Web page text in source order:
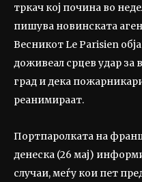
тркач кој почина во
пишува новинската
Весникот Le Parisien
доживеал срцев удар за
град и дека
реанимираат.
Портпаролката на
денеска (26 мај)
случаи, меѓу кои пет